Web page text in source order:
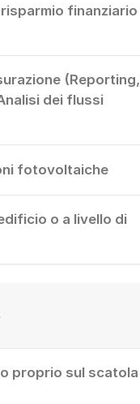
finanziario
(Reporting,
dei flussi
fotovoltaiche
o a livello di
proprio sul scatola